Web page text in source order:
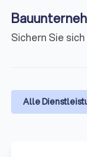
Sichern Sie
Alle